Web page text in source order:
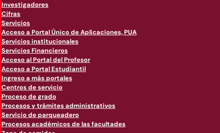
Investigadores
Cifras
Servicios
Acceso a Portal Único de Aplicaciones, PUA
Servicios institucionales
Servicios Financieros
Acceso al Portal del Profesor
Acceso a Portal Estudiantil
Ingreso a más portales
Centros de servicio
Proceso de grado
Procesos y trámites administrativos
Servicio de parqueadero
Procesos académicos de las facultades